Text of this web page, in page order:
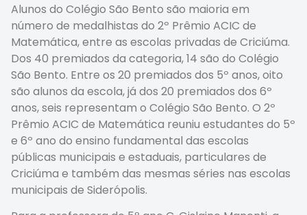
Alunos do Colégio São Bento são maioria em
número de medalhistas do 2º Prêmio ACIC de
Matemática, entre as escolas privadas de Criciúma.
Dos 40 premiados da categoria, 14 são do Colégio
São Bento. Entre os 20 premiados dos 5º anos, oito
são alunos da escola, já dos 20 premiados dos 6º
anos, seis representam o Colégio São Bento. O 2º
Prêmio ACIC de Matemática reuniu estudantes do 5º
e 6º ano do ensino fundamental das escolas
públicas municipais e estaduais, particulares de
Criciúma e também das mesmas séries nas escolas
municipais de Siderópolis.